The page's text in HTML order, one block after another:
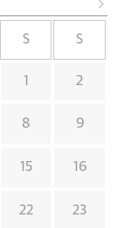
S S
1 2
8 9
15 16
22 23